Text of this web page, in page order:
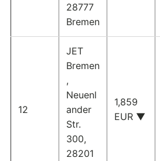
28777
Bremen
12
JET
Bremen
,
Neuenl
ander
Str.
300,
28201
1,859
EUR ▼